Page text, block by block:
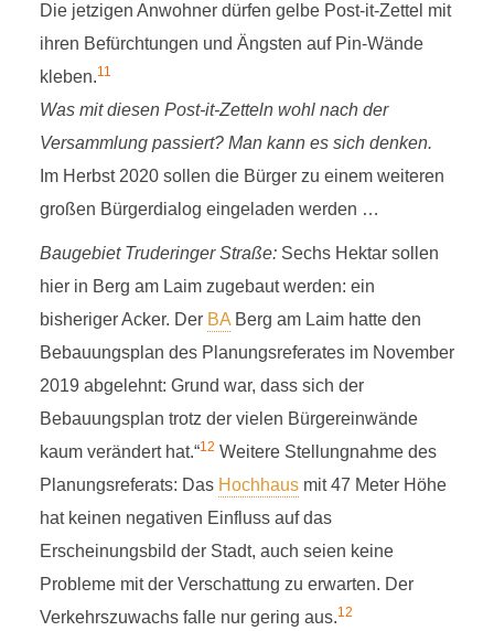
Die jetzigen Anwohner dürfen gelbe Post-it-Zettel mit
ihren Befürchtungen und Ängsten auf Pin-Wände
kleben.11
Was mit diesen Post-it-Zetteln wohl nach der
Versammlung passiert? Man kann es sich denken.
Im Herbst 2020 sollen die Bürger zu einem weiteren
großen Bürgerdialog eingeladen werden …
Baugebiet Truderinger Straße:Sechs Hektar sollen
hier in Berg am Laim zugebaut werden: ein
bisheriger Acker. Der BABerg am Laim hatte den
Bebauungsplan des Planungsreferates im November
2019 abgelehnt: Grund war, dass sich der
Bebauungsplan trotz der vielen Bürgereinwände
kaum verändert hat.“12 Weitere Stellungnahme des
Planungsreferats: Das Hochhausmit 47 Meter Höhe
hat keinen negativen Einfluss auf das
Erscheinungsbild der Stadt, auch seien keine
Probleme mit der Verschattung zu erwarten. Der
Verkehrszuwachs falle nur gering aus.12